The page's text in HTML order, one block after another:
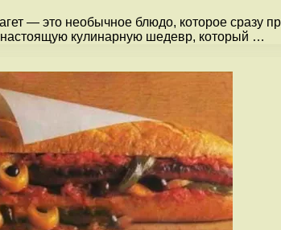
— это необычное блюдо, которое сразу
настоящую кулинарную шедевр, который …